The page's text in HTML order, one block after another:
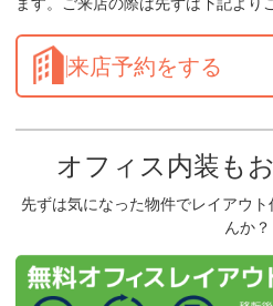
来店予約をする
オフィス内装も
先ずは気になった物件でレイアウ
んか？